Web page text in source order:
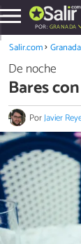
POR: GRANADA
Salir.com Granada
De noche
Bares
PorJavier